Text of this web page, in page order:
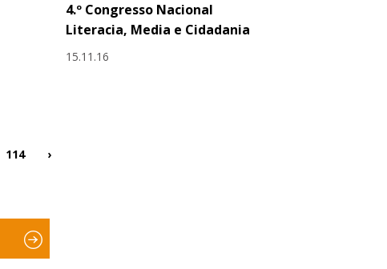
4.º Congresso Nacional
Literacia, Media e Cidadania
15.11.16
114 ›